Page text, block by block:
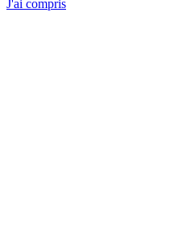
J'ai compris